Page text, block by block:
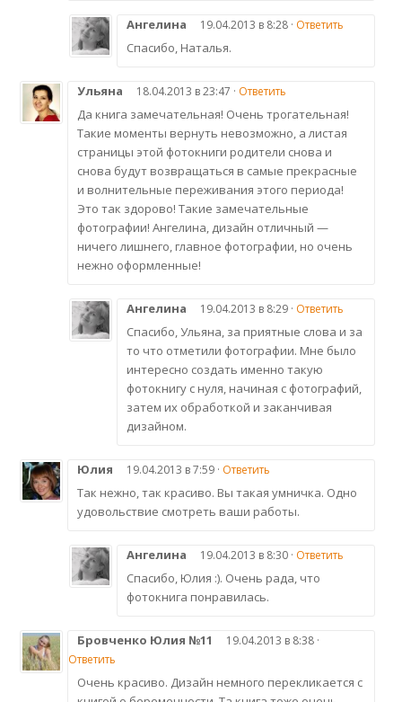
Ангелина 19.04.2013 в 8:28 · Ответить
Спасибо, Наталья.
Ульяна 18.04.2013 в 23:47 · Ответить
Да книга замечательная! Очень трогательная!
Такие моменты вернуть невозможно, а листая
страницы этой фотокниги родители снова и
снова будут возвращаться в самые прекрасные
и волнительные переживания этого периода!
Это так здорово! Такие замечательные
фотографии! Ангелина, дизайн отличный —
ничего лишнего, главное фотографии, но очень
нежно оформленные!
Ангелина 19.04.2013 в 8:29 · Ответить
Спасибо, Ульяна, за приятные слова и за
то что отметили фотографии. Мне было
интересно создать именно такую
фотокнигу с нуля, начиная с фотографий,
затем их обработкой и заканчивая
дизайном.
Юлия 19.04.2013 в 7:59 · Ответить
Так нежно, так красиво. Вы такая умничка. Одно
удовольствие смотреть ваши работы.
Ангелина 19.04.2013 в 8:30 · Ответить
Спасибо, Юлия :). Очень рада, что
фотокнига понравилась.
Бровченко Юлия №11
19.04.2013 в 8:38 ·
Ответить
Очень красиво. Дизайн немного перекликается с